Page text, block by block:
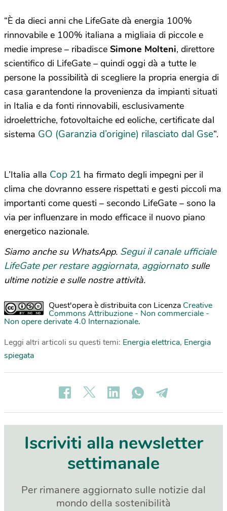
“È da dieci anni che LifeGate dà energia 100%
rinnovabile e 100% italiana a migliaia di piccole e
medie imprese – ribadisce Simone Molteni, direttore
scientifico di LifeGate – quindi oggi dà a tutte le
persone la possibilità di scegliere la propria energia di
casa garantendone la provenienza da impianti situati
in Italia e da fonti rinnovabili, esclusivamente
idroelettriche, fotovoltaiche ed eoliche, certificate dal
sistema GO (Garanzia d’origine) rilasciato dal Gse”.
L’Italia alla Cop 21 ha firmato degli impegni per il
clima che dovranno essere rispettati e gesti piccoli ma
importanti come questi – secondo LifeGate – sono la
via per influenzare in modo efficace il nuovo piano
energetico nazionale.
Siamo anche su WhatsApp. Segui il canale ufficiale
LifeGate per restare aggiornata, aggiornato sulle
ultime notizie e sulle nostre attività.
Quest'opera è distribuita con Licenza Creative
Commons Attribuzione - Non commerciale -
Non opere derivate 4.0 Internazionale.
Leggi altri articoli su questi temi: Energia elettrica, Energia
spiegata
Iscriviti alla newsletter
settimanale
Per rimanere aggiornato sulle notizie dal
mondo della sostenibilità